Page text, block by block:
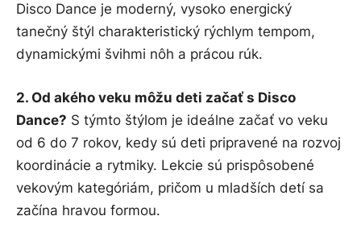
Disco Dance je moderný, vysoko energický
tanečný štýl charakteristický rýchlym tempom,
dynamickými švihmi nôh a prácou rúk.
2. Od akého veku môžu deti začať s Disco
Dance? S týmto štýlom je ideálne začať vo veku
od 6 do 7 rokov, kedy sú deti pripravené na rozvoj
koordinácie a rytmiky. Lekcie sú prispôsobené
vekovým kategóriám, pričom u mladších detí sa
začína hravou formou.